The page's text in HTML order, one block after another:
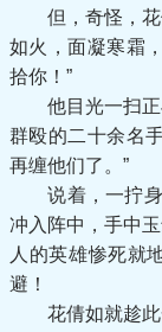
但，奇怪，花
如火，面凝寒霜
拾你！”
他目光一扫正
群殴的二十余名
再缠他们了。”
说着，一拧身
冲入阵中，手中
人的英雄惨死就
避！
花倩如就趁此